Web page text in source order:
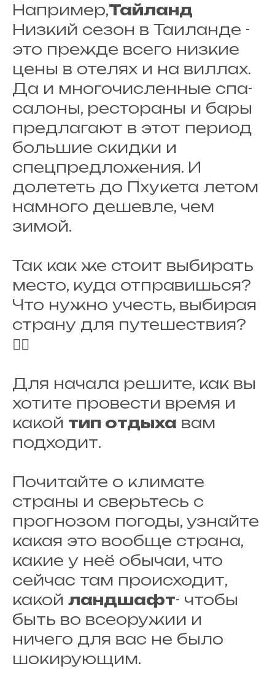
Например,Тайланд
Низкий сезон в Таиланде -
это прежде всего низкие
цены в отелях и на виллах.
Да и многочисленные спа-
салоны, рестораны и бары
предлагают в этот период
большие скидки и
спецпредложения. И
долететь до Пхукета летом
намного дешевле, чем
зимой.
Так как же стоит выбирать
место, куда отправишься?
Что нужно учесть, выбирая
страну для путешествия?
👇🏽
Для начала решите, как вы
хотите провести время и
какой тип отдыха вам
подходит.
Почитайте о климате
страны и сверьтесь с
прогнозом погоды, узнайте
какая это вообще страна,
какие у неё обычаи, что
сейчас там происходит,
какой ландшафт- чтобы
быть во всеоружии и
ничего для вас не было
шокирующим.